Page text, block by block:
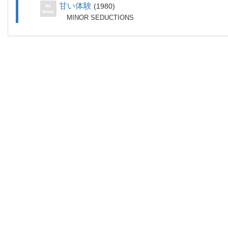
甘い体験 1980
MINOR SEDUCTIONS